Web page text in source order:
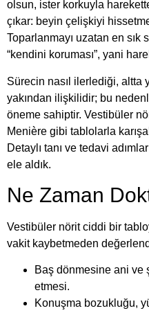
olsun, ister korkuyla
çıkar: beyin çelişkiyi
Toparlanmayı uzatan en sık
“kendini koruması”, yani
Sürecin nasıl ilerlediği, altta
yakından ilişkilidir; bu
öneme sahiptir. Vestibüler
Menière gibi tablolarla
Detaylı tanı ve tedavi
ele aldık.
Ne Zaman
Vestibüler nörit ciddi bir
vakit kaybetmeden
Baş dönmesine ani ve
etmesi.
Konuşma bozukluğu,